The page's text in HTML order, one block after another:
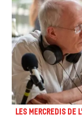
Les mercredis de